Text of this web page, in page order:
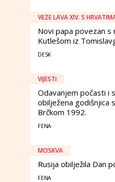
VEZE LAVA XIV. S
Novi papa povezan s
Kutlešom iz
DESK
VIJESTI
Odavanjem počasti i
obilježena godišnjica
Brčkom 1992.
FENA
MOSKVA
Rusija obilježila Dan
FENA